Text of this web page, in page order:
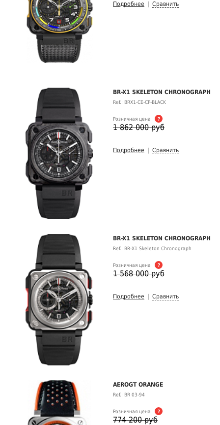
Подробнее Сравнить
BR-X1 SKELETON CHRONOGRAPH
Ref.: BRX1-CE-CF-BLACK
Розничная цена ?
1 862 000 руб
Подробнее Сравнить
BR-X1 SKELETON CHRONOGRAPH
Ref.: BR-X1 Skeleton Chronograph
Розничная цена ?
1 568 000 руб
Подробнее Сравнить
AEROGT ORANGE
Ref.: BR 03-94
Розничная цена ?
774 200 руб